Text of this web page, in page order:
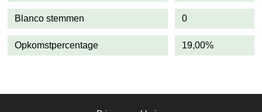
Blanco stemmen 0
Opkomstpercentage 19,00%